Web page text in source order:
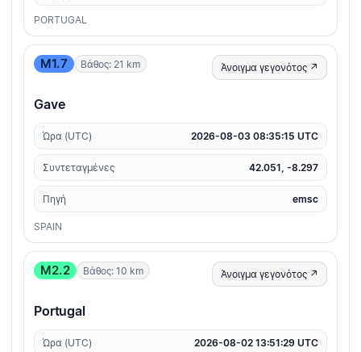
PORTUGAL
M1.7 Βάθος: 21 km Άνοιγμα γεγονότος ↗
Gave
Ώρα (UTC) 2026-08-03 08:35:15 UTC
Συντεταγμένες 42.051, -8.297
Πηγή emsc
SPAIN
M2.2 Βάθος: 10 km Άνοιγμα γεγονότος ↗
Portugal
Ώρα (UTC) 2026-08-02 13:51:29 UTC